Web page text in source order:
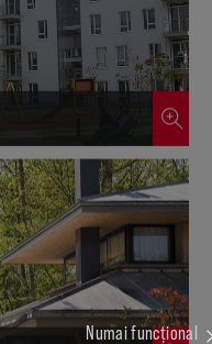
Numai funcțional